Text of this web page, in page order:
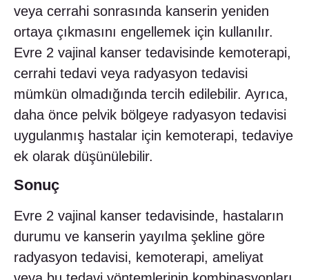
veya cerrahi sonrasında kanserin yeniden
ortaya çıkmasını engellemek için kullanılır.
Evre 2 vajinal kanser tedavisinde kemoterapi,
cerrahi tedavi veya radyasyon tedavisi
mümkün olmadığında tercih edilebilir. Ayrıca,
daha önce pelvik bölgeye radyasyon tedavisi
uygulanmış hastalar için kemoterapi, tedaviye
ek olarak düşünülebilir.
Sonuç
Evre 2 vajinal kanser tedavisinde, hastaların
durumu ve kanserin yayılma şekline göre
radyasyon tedavisi, kemoterapi, ameliyat